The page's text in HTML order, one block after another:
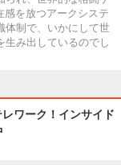
感を放つアークシステ
体制で、いかにして世
み出しているのでし
ワーク！インサイド